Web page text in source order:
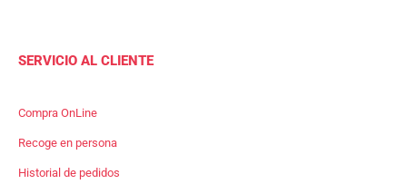
SERVICIO AL CLIENTE
Compra OnLine
Recoge en persona
Historial de pedidos